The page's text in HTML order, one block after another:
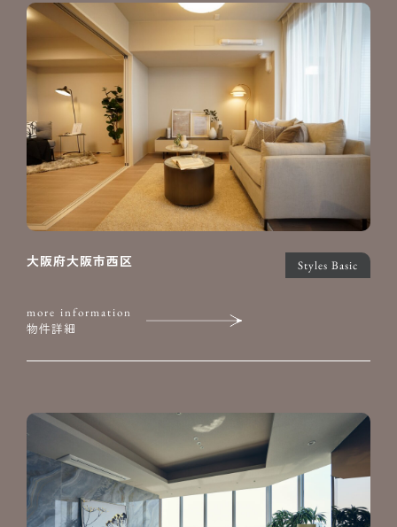
大阪府大阪市西区 Styles Basic
more information
物件詳細